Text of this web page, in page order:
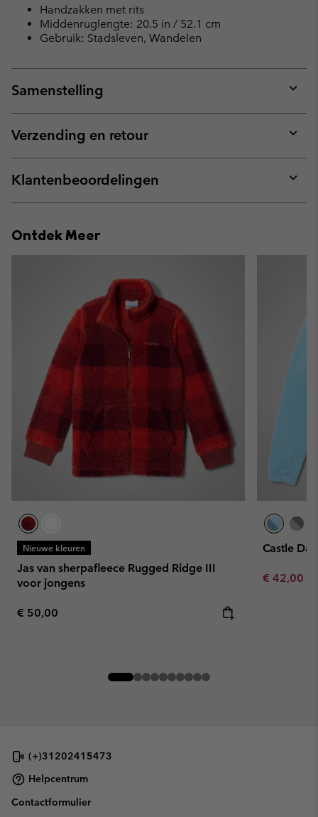
Handzakken met rits
Middenruglengte: 20.5 in / 52.1 cm
Gebruik: Stadsleven, Wandelen
Samenstelling
or
Verzending en retour
or
Klantenbeoordelingen
or
Ontdek Meer
Nieuwe kleuren
Jas van sherpafleece Rugged Ridge III
voor jongens
Regular price:
€ 50,00
Castle
Sale price:
€ 42,00€
(+)31202415473
Helpcentrum
Contactformulier